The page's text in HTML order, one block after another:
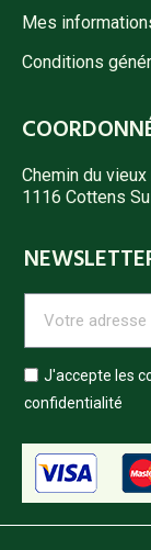
Mes
Conditions
Chemin du
1116 Cottens
J'accepte les
confidentialité